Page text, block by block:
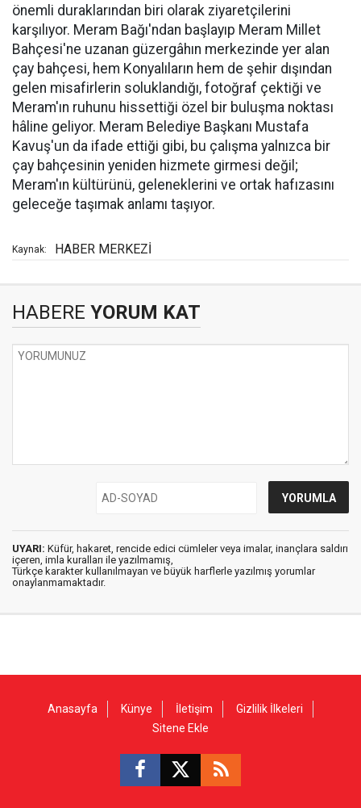
önemli duraklarından biri olarak ziyaretçilerini
karşılıyor. Meram Bağı'ndan başlayıp Meram Millet
Bahçesi'ne uzanan güzergâhın merkezinde yer alan
çay bahçesi, hem Konyalıların hem de şehir dışından
gelen misafirlerin soluklandığı, fotoğraf çektiği ve
Meram'ın ruhunu hissettiği özel bir buluşma noktası
hâline geliyor. Meram Belediye Başkanı Mustafa
Kavuş'un da ifade ettiği gibi, bu çalışma yalnızca bir
çay bahçesinin yeniden hizmete girmesi değil;
Meram'ın kültürünü, geleneklerini ve ortak hafızasını
geleceğe taşımak anlamı taşıyor.
Kaynak: HABER MERKEZİ
HABERE YORUM KAT
UYARI: Küfür, hakaret, rencide edici cümleler veya imalar, inançlara saldırı
içeren, imla kuralları ile yazılmamış,
Türkçe karakter kullanılmayan ve büyük harflerle yazılmış yorumlar
onaylanmamaktadır.
Anasayfa Künye İletişim
Gizlilik İlkeleri
Sitene Ekle